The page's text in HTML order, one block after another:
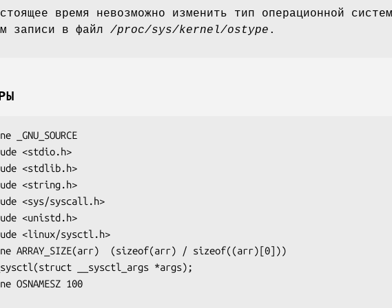
время невозможно изменить тип операционной
записи в файл /proc/sys/kernel/ostype .
_GNU_SOURCE
<stdio.h>
<stdlib.h>
<string.h>
<sys/syscall.h>
<unistd.h>
<linux/sysctl.h>
ARRAY_SIZE(arr)  (sizeof(arr) / sizeof((arr)[0]))
__sysctl_args *args);
OSNAMESZ 100